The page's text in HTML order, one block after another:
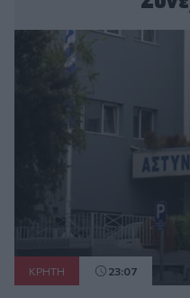
ΚΡΗΤΗ 23:07